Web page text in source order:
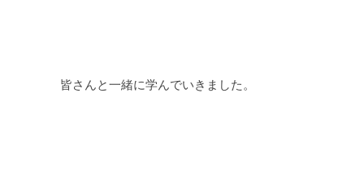
皆さんと一緒に学んでいきました。